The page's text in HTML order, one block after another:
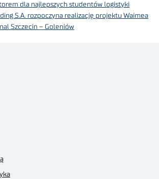
dla najlepszych studentów logistyki
S.A. rozpoczyna realizację projektu Waimea
Szczecin – Goleniów